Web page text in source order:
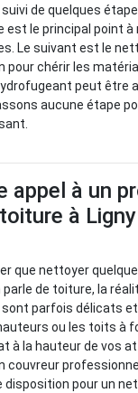
de quelques
est le principal point
Le suivant est le
pour chérir les
peut être
aucune étape
appel à un
à
que nettoyer
parle de toiture, la
parfois délicats
ou les toits à
à la hauteur de vos
couvreur
pour un